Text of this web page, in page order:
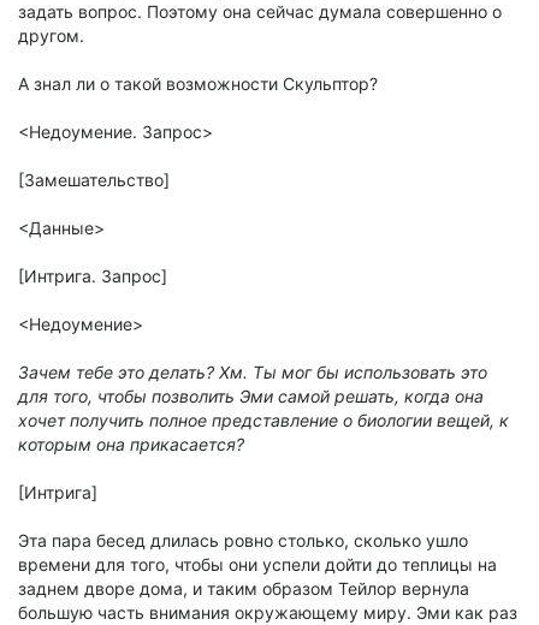
задать вопрос. Поэтому она сейчас думала совершенно о
другом.
А знал ли о такой возможности Скульптор?
<Недоумение. Запрос>
[Замешательство]
<Данные>
[Интрига. Запрос]
<Недоумение>
Зачем тебе это делать? Хм. Ты мог бы использовать это
для того, чтобы позволить Эми самой решать, когда она
хочет получить полное представление о биологии вещей, к
которым она прикасается?
[Интрига]
Эта пара бесед длилась ровно столько, сколько ушло
времени для того, чтобы они успели дойти до теплицы на
заднем дворе дома, и таким образом Тейлор вернула
большую часть внимания окружающему миру. Эми как раз